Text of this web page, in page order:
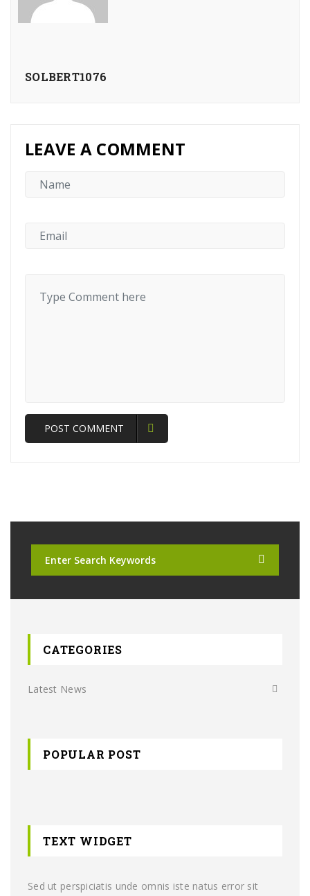
SOLBERT1076
LEAVE A COMMENT
POST COMMENT
CATEGORIES
Latest News
POPULAR POST
TEXT WIDGET
Sed ut perspiciatis unde omnis iste natus error sit